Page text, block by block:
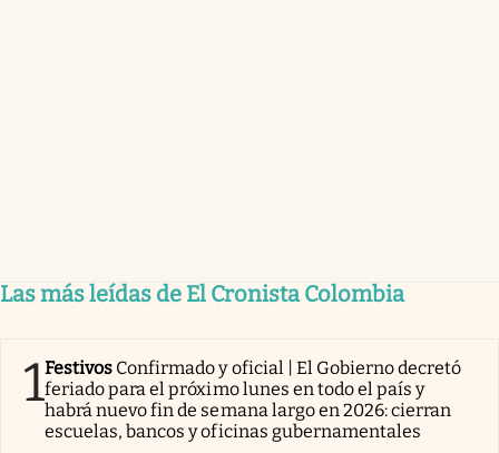
Las más leídas de El Cronista Colombia
1Festivos Confirmado y oficial | El Gobierno decretó
feriado para el próximo lunes en todo el país y
habrá nuevo fin de semana largo en 2026: cierran
escuelas, bancos y oficinas gubernamentales